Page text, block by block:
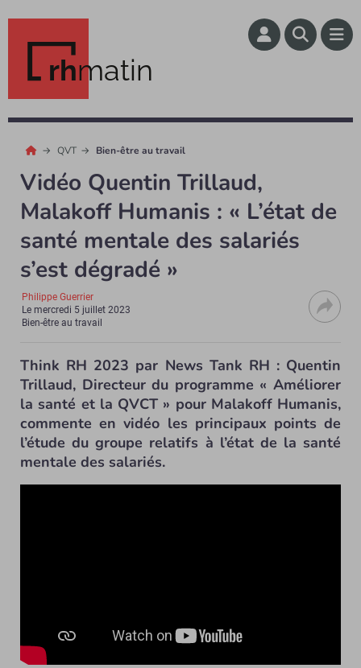
rhmatin
QVT Bien-être au travail
Vidéo Quentin Trillaud,
Malakoff Humanis : « L’état de
santé mentale des salariés
s’est dégradé »
Philippe Guerrier
Lemercredi 5 juillet 2023
Bien-être au travail
Think RH 2023 par News Tank RH : Quentin
Trillaud, Directeur du programme « Améliorer
la santé et la QVCT » pour Malakoff Humanis,
commente en vidéo les principaux points de
l’étude du groupe relatifs à l’état de la santé
mentale des salariés.